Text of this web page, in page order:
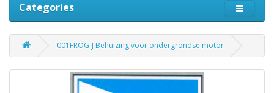
Categories
001FROG-J Behuizing voor ondergrondse motor